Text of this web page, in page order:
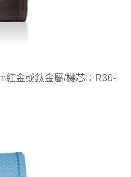
紅金或鈦金屬/機芯：R30-